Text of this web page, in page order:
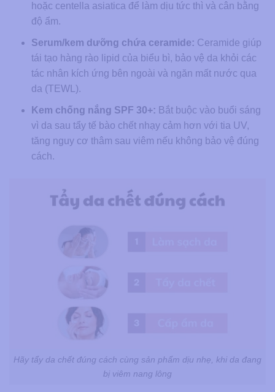
hoặc centella asiatica để làm dịu tức thì và cân bằng
độ ẩm.
Serum/kem dưỡng chứa ceramide: Ceramide giúp
tái tạo hàng rào lipid của biểu bì, bảo vệ da khỏi các
tác nhân kích ứng bên ngoài và ngăn mất nước qua
da (TEWL).
Kem chống nắng SPF 30+: Bắt buộc vào buổi sáng
vì da sau tẩy tế bào chết nhạy cảm hơn với tia UV,
tăng nguy cơ thâm sau viêm nếu không bảo vệ đúng
cách.
Hãy tẩy da chết đúng cách cùng sản phẩm dịu nhẹ, khi da đang
bị viêm nang lông